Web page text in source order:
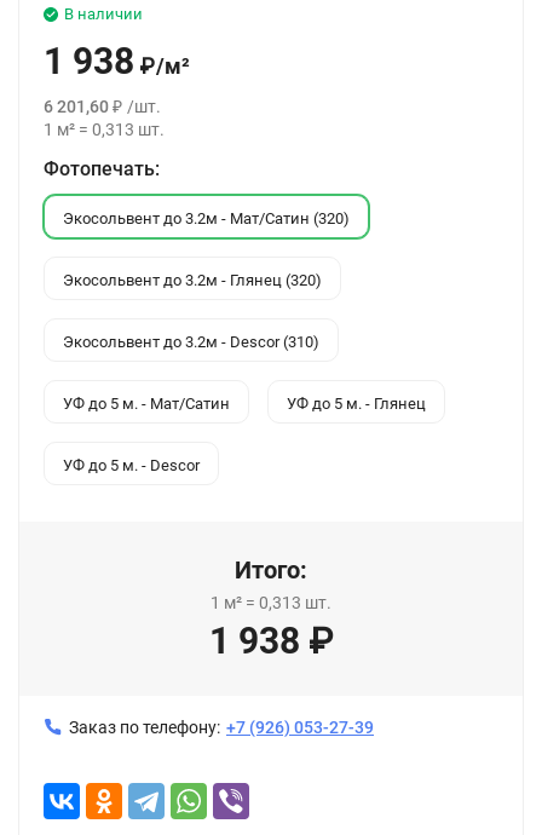
В наличии
1 938 ₽/м²
6 201,60₽ /шт.
1 м² = 0,313 шт.
Фотопечать:
Экосольвент до 3.2м - Мат/Сатин (320)
Экосольвент до 3.2м - Глянец (320)
Экосольвент до 3.2м - Descor (310)
УФ до 5 м. - Мат/Сатин УФ до 5 м. - Глянец
УФ до 5 м. - Descor
Итого:
1 м² = 0,313 шт.
1 938 ₽
Заказ по телефону: +7 (926) 053-27-39